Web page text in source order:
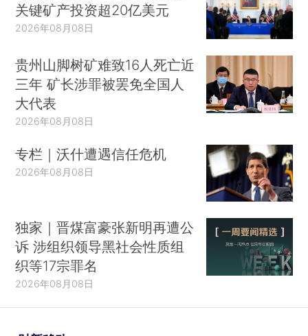
当时，包括清华大学、北京大学、上海交通大
学、复旦大学在内的全国绝大多数高校的博士生当
究生的月收入都不足以维持日常的基本生活费用。
王小凡、施一公、饶毅三人觉得“这是一个严重
问题”，在低待遇造成优秀人才流失的情况下，“虽
学研究上赶超世界的目的。”他们向温家宝总理呼
吁：尽快提高博士生的生活待遇，保护其科研积极
“国内研究生们从事着重要的、不可替代的基础
研究工作，但目前他们的待遇却明显偏低，一些地
方的情况相当严峻，令人担忧……这样的情况造成
关键矿产投资超20亿美元
2026年08月08日
贵州山脚树矿难致16人死亡近
三年 矿长涉罪被罢免全国人
大代表
2026年08月08日
专栏｜沃什遭遇信任危机
2026年08月08日
独家｜晋煤富豪张新明再遭公
诉 涉组织领导黑社会性质组
织等17宗罪名
2026年08月08日